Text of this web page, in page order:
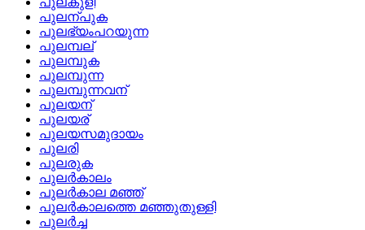
പുലന്പുക
പുലഭ്യംപറയുന്ന
പുലമ്പല്
പുലമ്പുക
പുലമ്പുന്ന
പുലമ്പുന്നവന്
പുലയന്
പുലയര്
പുലയസമുദായം
പുലരി
പുലരുക
പുലര്‍കാലം
പുലര്‍കാല മഞ്ഞ്
പുലര്‍കാലത്തെ മഞ്ഞുതുള്ളി
പുലര്‍ച്ച